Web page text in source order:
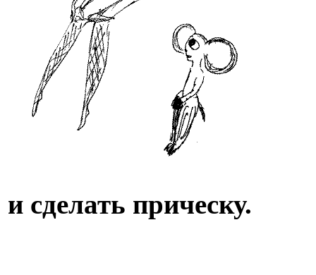
и сделать прическу.